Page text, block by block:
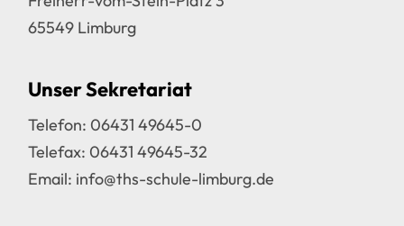
65549 Limburg
Unser Sekretariat
Telefon: 06431 49645-0
Telefax: 06431 49645-32
Email: info@ths-schule-limburg.de